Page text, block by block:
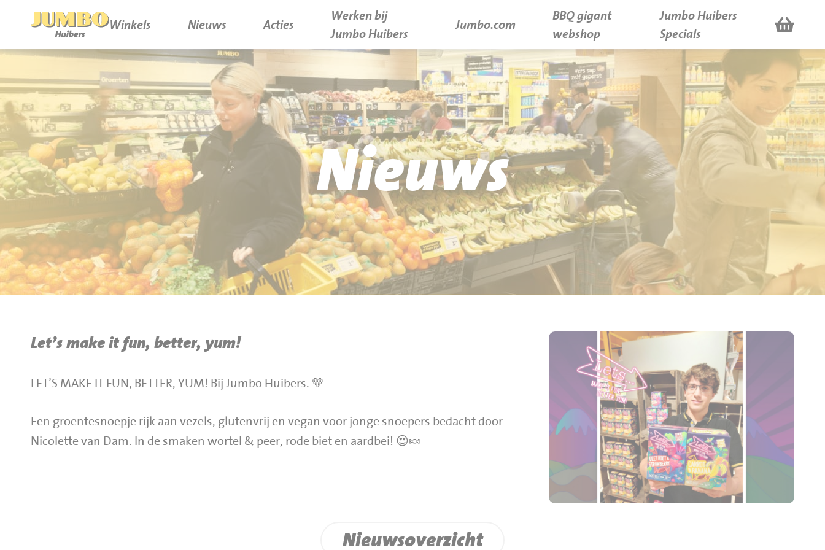
Winkels Nieuws Acties
Werken bij
Jumbo Huibers
Jumbo.com
BBQ gigant
webshop
Jumbo Huibers
Specials
P.W.A. Park
Bruïneplein
Petenbos
Nieuws
Acties
Werken bij Jumbo Huibers
Vacatures en Solliciteren
Werken en leren
Jumbo.com
BBQ gigant webshop
Nieuws
Let’s make it fun, better, yum!
LET’S MAKE IT FUN, BETTER, YUM! Bij Jumbo Huibers. 💛
Een groentesnoepje rijk aan vezels, glutenvrij en vegan voor jonge snoepers bedacht door
Nicolette van Dam. In de smaken wortel & peer, rode biet en aardbei! 😍🍬
Nieuwsoverzicht